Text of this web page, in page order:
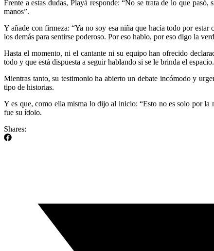
Frente a estas dudas, Playà responde: “No se trata de lo que
manos”.
Y añade con firmeza: “Ya no soy esa niña que hacía todo por
los demás para sentirse poderoso. Por eso hablo, por eso digo la
Hasta el momento, ni el cantante ni su equipo han ofrecido
todo y que está dispuesta a seguir hablando si se le brinda el espacio.
Mientras tanto, su testimonio ha abierto un debate incómodo y
tipo de historias.
Y es que, como ella misma lo dijo al inicio: “Esto no es solo por
fue su ídolo.
Shares: